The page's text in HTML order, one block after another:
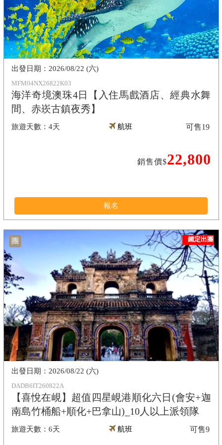
MFM04NX26822K03
海洋奇境澳珠4日【入住馬戲酒店、經典水舞
間、赤崁古鎮夜秀】
4天
2026/08/22 (六)
航班
銷售價$22,800
可售19
報名
團
DADB6IT260822A
【喜悅在峴】超值四星峴港順化六日(會安+迦
南島竹桶船+順化+巴拿山)_10人以上派領隊
6天
2026/08/22 (六)
航班 可售9
鐵定出團